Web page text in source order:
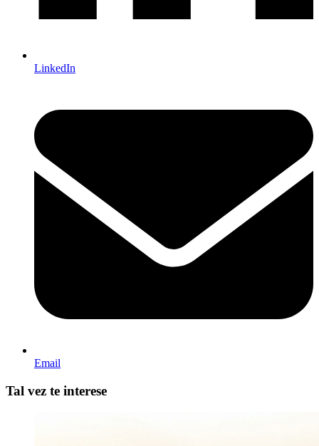
LinkedIn
Email
Tal vez te interese